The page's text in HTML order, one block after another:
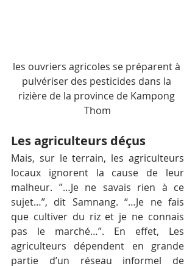
les ouvriers agricoles se préparent à
pulvériser des pesticides dans la
rizière de la province de Kampong
Thom
Les agriculteurs déçus
Mais, sur le terrain, les agriculteurs
locaux ignorent la cause de leur
malheur. ”…Je ne savais rien à ce
sujet…”, dit Samnang. “…Je ne fais
que cultiver du riz et je ne connais
pas le marché…”. En effet, Les
agriculteurs dépendent en grande
partie d’un réseau informel de